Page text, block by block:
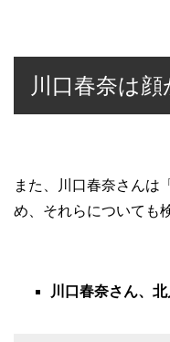
川口春奈は顔
また、川口春奈さんは
め、それらについても
川口春奈さん、